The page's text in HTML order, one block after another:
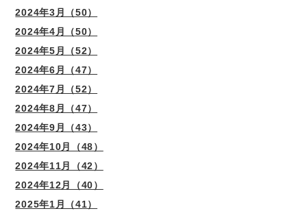
2024年3月（50）
2024年4月（50）
2024年5月（52）
2024年6月（47）
2024年7月（52）
2024年8月（47）
2024年9月（43）
2024年10月（48）
2024年11月（42）
2024年12月（40）
2025年1月（41）